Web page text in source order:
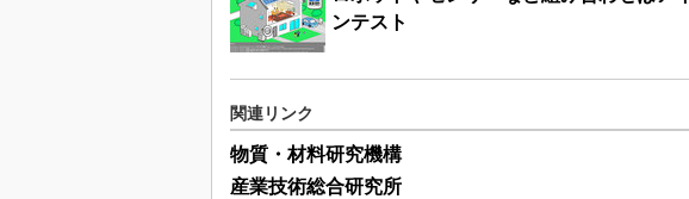
ンテスト
関連リンク
物質・材料研究機構
産業技術総合研究所